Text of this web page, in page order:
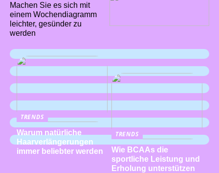
Machen Sie es sich mit
einem Wochendiagramm
leichter, gesünder zu
werden
TRENDS
Warum natürliche
Haarverlängerungen
immer beliebter werden
TRENDS
Wie BCAAs die
sportliche Leistung und
Erholung unterstützen